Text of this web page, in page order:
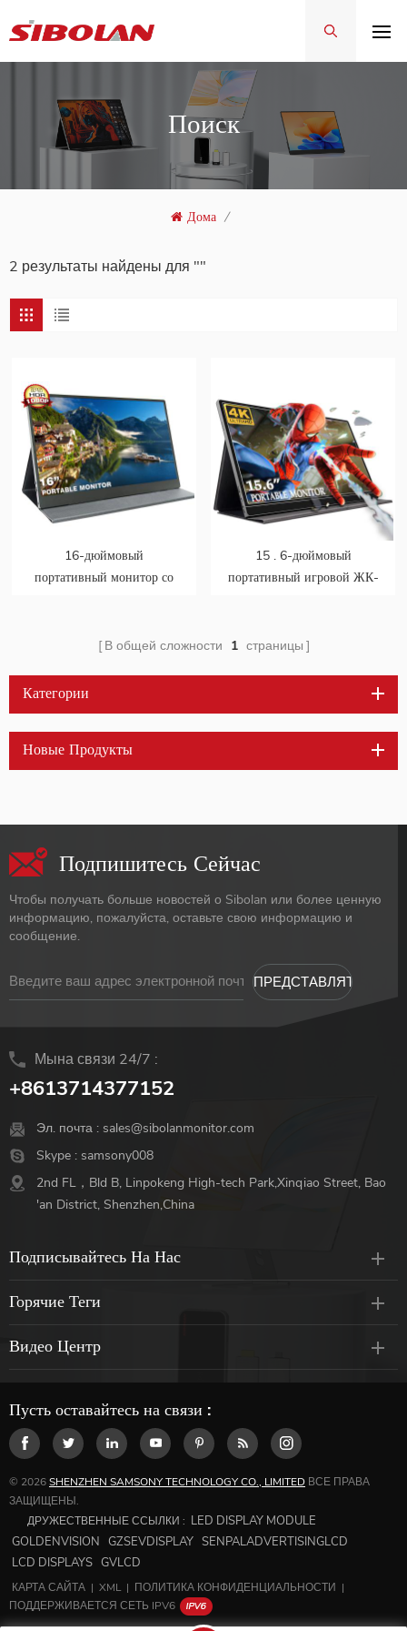
Поиск
Дома /
2 результаты найдены для ""
16-дюймовый
портативный монитор со
15 . 6-дюймовый
портативный игровой ЖК-
В общей сложности 1 страницы
Категории
Новые Продукты
Подпишитесь Сейчас
Чтобы получать больше новостей о Sibolan или более ценную
информацию, пожалуйста, оставьте свою информацию и
сообщение.
Мына связи 24/7 :
+8613714377152
Эл. почта : sales@sibolanmonitor.com
Skype : samsony008
2nd FL，Bld B, Linpokeng High-tech Park,Xinqiao Street, Bao
'an District, Shenzhen,China
Подписывайтесь На Нас
Горячие Теги
Видео Центр
Пусть оставайтесь на связи :
© 2026SHENZHEN SAMSONY TECHNOLOGY CO., LIMITED ВСЕ ПРАВА
ЗАЩИЩЕНЫ.
ДРУЖЕСТВЕННЫЕ ССЫЛКИ : LED DISPLAY MODULE
GOLDENVISION GZSEVDISPLAY SENPALADVERTISINGLCD
LCD DISPLAYS GVLCD
КАРТА САЙТА | XML | ПОЛИТИКА КОНФИДЕНЦИАЛЬНОСТИ |
ПОДДЕРЖИВАЕТСЯ СЕТЬ IPV6